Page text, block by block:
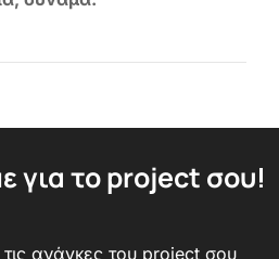
για το project σου!
ανάγκες του project σου